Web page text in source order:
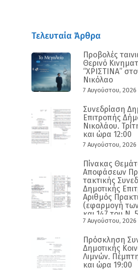
Τελευταία Άρθρα
Προβολές
Θερινό
“ΧΡΙΣΤΙΝΑ”
Νικόλαο
7 Αυγούστου, 2026
Συνεδρίαση
Επιτροπής
Νικολάου.
και ώρα 12:00
7 Αυγούστου, 2026
Πίνακας
Αποφάσεων
τακτικής
Δημοτικής
Αριθμός
(εφαρμογή
και 147 του Ν.
7 Αυγούστου, 2026
Πρόσκληση
Δημοτικής
Λιμνών.
και ώρα 19:00